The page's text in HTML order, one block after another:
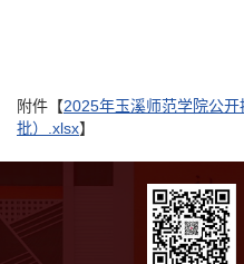
附件【2025年玉溪师范学院公
批）.xlsx】